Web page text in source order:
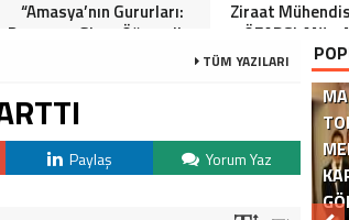
“Amasya’nın Gururları:
Dereceye Giren Öğrenciler
Ziraat
Kandili
TÜM YAZILARI
Paylaş Yorum Yaz